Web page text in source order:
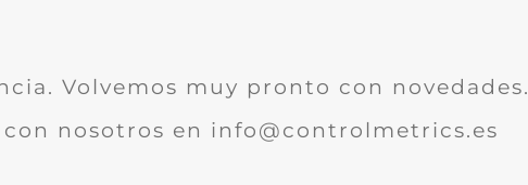
Volvemos muy pronto con novedades.
nosotros en info@controlmetrics.es